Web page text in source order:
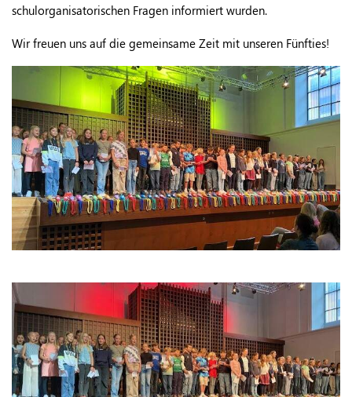
schulorganisatorischen Fragen informiert wurden.
Wir freuen uns auf die gemeinsame Zeit mit unseren Fünfties!